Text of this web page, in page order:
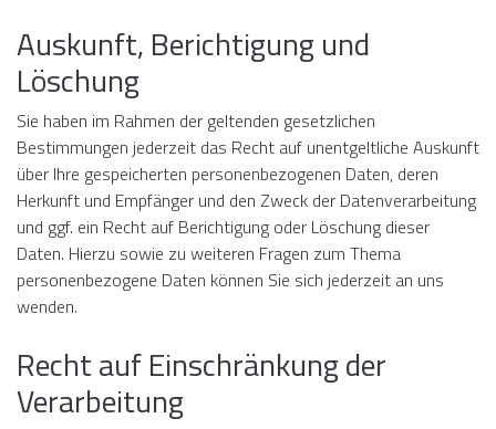
Auskunft, Berichtigung und
Löschung
Sie haben im Rahmen der geltenden gesetzlichen
Bestimmungen jederzeit das Recht auf unentgeltliche Auskunft
über Ihre gespeicherten personenbezogenen Daten, deren
Herkunft und Empfänger und den Zweck der Datenverarbeitung
und ggf. ein Recht auf Berichtigung oder Löschung dieser
Daten. Hierzu sowie zu weiteren Fragen zum Thema
personenbezogene Daten können Sie sich jederzeit an uns
wenden.
Recht auf Einschränkung der
Verarbeitung